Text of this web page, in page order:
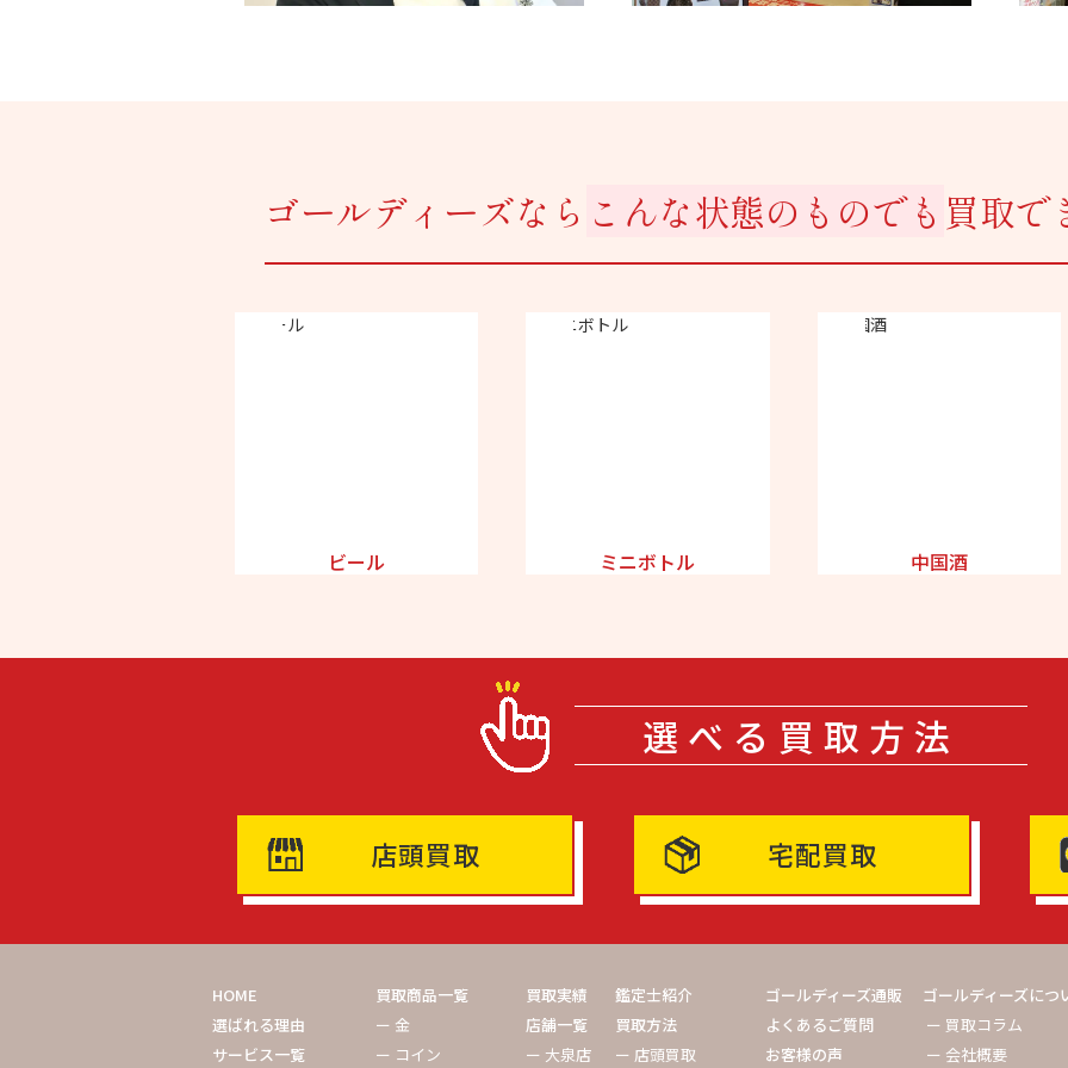
ゴールディーズなら こんな状態のものでも 買取で
ビール ミニボトル 中国酒
選べる買取方法
店頭買取 宅配買取
HOME
選ばれる理由
サービス一覧
買取商品一覧
ー 金
ー コイン
買取実績
店舗一覧
ー 大泉店
鑑定士紹介
買取方法
ー 店頭買取
ゴールディーズ通販
よくあるご質問
お客様の声
ゴールディーズにつ
ー 買取コラム
ー 会社概要